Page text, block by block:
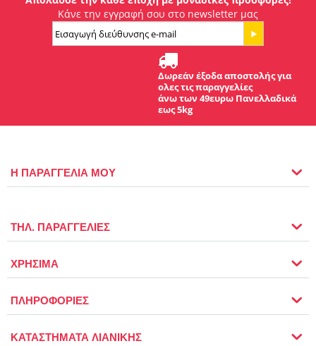
Κάνε την εγγραφή σου στο newsletter μας
Δωρεάν έξοδα αποστολής για
ολες τις παραγγελίες
άνω των 49ευρω Πανελλαδικά
εως 5kg
Η ΠΑΡΑΓΓΕΛΙΑ ΜΟΥ
ΤΗΛ. ΠΑΡΑΓΓΕΛΙΕΣ
ΧΡΗΣΙΜΑ
ΠΛΗΡΟΦΟΡΙΕΣ
ΚΑΤΑΣΤΗΜΑΤΑ ΛΙΑΝΙΚΗΣ